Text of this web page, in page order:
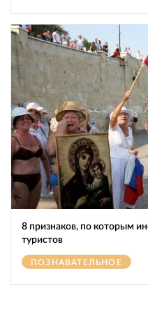
8 признаков, по которым
туристов
ПОЗНАВАТЕЛЬНОЕ